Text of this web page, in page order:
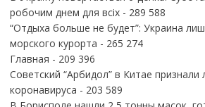
робочим днем для всіх- 289 588
“Отдыха больше не будет”: Украина
морского курорта - 265 274
Главная - 209 396
Советский “Арбидол” в Китае признали
коронавируса - 203 589